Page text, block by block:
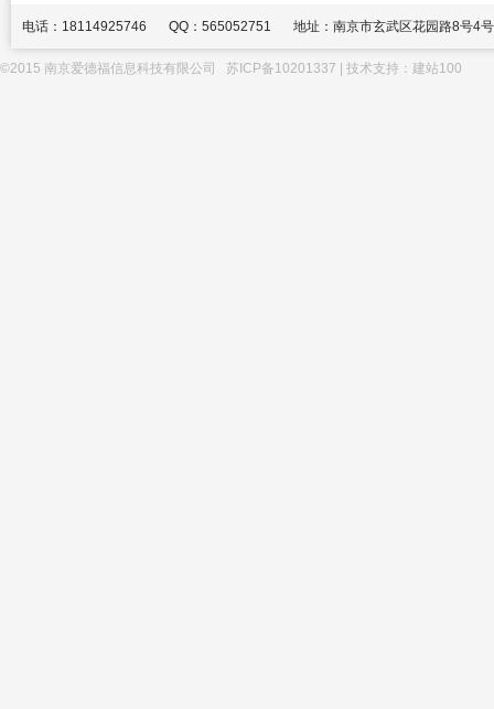
电话：18114925746 QQ：565052751 地址：南京市玄武区花园路8号4
©2015 南京爱德福信息科技有限公司 苏ICP备10201337 | 技术支持： 建站100